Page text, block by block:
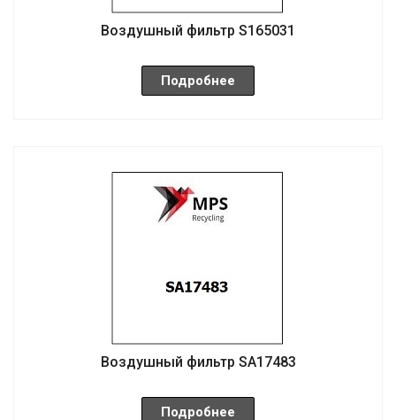
Воздушный фильтр S165031
Подробнее
Воздушный фильтр SA17483
Подробнее